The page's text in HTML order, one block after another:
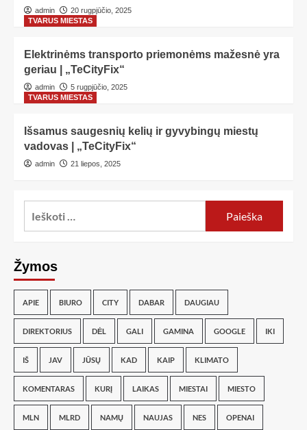
admin
20 rugpjūčio, 2025
TVARUS MIESTAS
Elektrinėms transporto priemonėms mažesnė yra
geriau | „TeCityFix“
admin
5 rugpjūčio, 2025
TVARUS MIESTAS
Išsamus saugesnių kelių ir gyvybingų miestų
vadovas | „TeCityFix“
admin 21 liepos, 2025
Žymos
APIE BIURO CITY DABAR DAUGIAU
DIREKTORIUS DĖL GALI GAMINA GOOGLE IKI
IŠ JAV JŪSŲ KAD KAIP KLIMATO
KOMENTARAS KURĮ LAIKAS MIESTAI MIESTO
MLN MLRD NAMŲ NAUJAS NES OPENAI